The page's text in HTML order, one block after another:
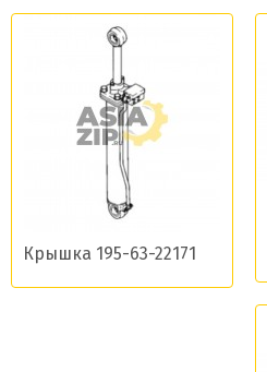
Крышка 195-63-22171